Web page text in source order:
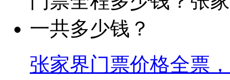
张家界门票价格全票